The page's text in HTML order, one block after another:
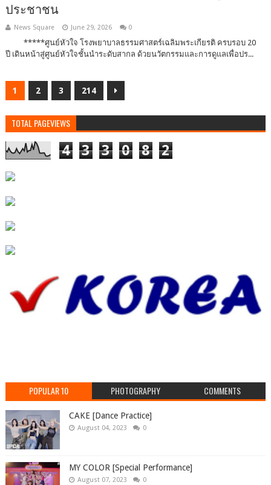
ประชาชน
News Square June 29, 2026 0
*****ศูนย์หัวใจ โรงพยาบาลธรรมศาสตร์เฉลิมพระเกียรติ ครบรอบ 20
ปี เดินหน้าสู่ศูนย์หัวใจชั้นนำระดับสากล ด้วยนวัตกรรมและการดูแลเพื่อปร...
1 2 3 214
TOTAL PAGEVIEWS
4 3 3 0 8 2
POPULAR 10 PHOTOGRAPHY COMMENTS
CAKE [Dance Practice]
August 04, 2023 0
MY COLOR [Special Performance]
August 07, 2023 0